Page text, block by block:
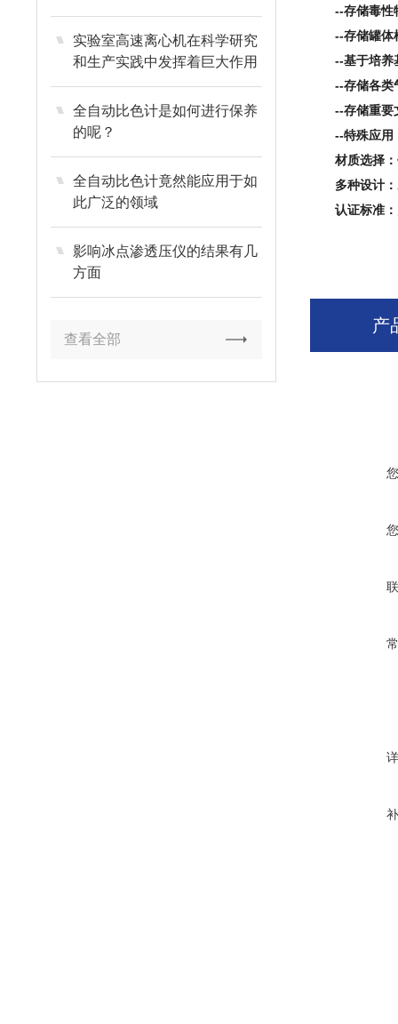
实验室高速离心机在科学研究
和生产实践中发挥着巨大作用
全自动比色计是如何进行保养
的呢？
全自动比色计竟然能应用于如
此广泛的领域
影响冰点渗透压仪的结果有几
方面
查看全部
--存储毒性
--存储罐体
--基于培养
--存储各类
--存储重要
--特殊应用
材质选择：
多种设计：
认证标准：
产